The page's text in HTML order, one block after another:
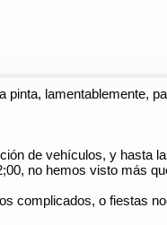
pinta, lamentablemente,
de vehículos, y hasta
no hemos visto más
complicados, o fiestas